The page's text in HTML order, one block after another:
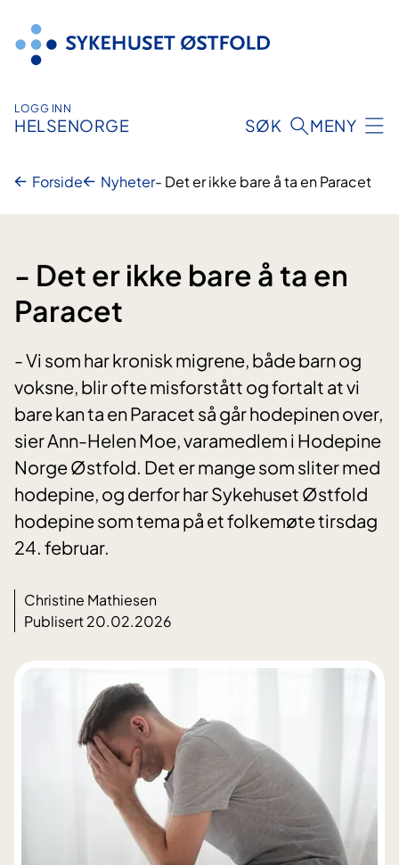
innhold
LOGG INN
HELSENORGE SØK MENY
Forside Nyheter- Det er ikke bare å ta en Paracet
- Det er ikke bare å ta en
Paracet
- Vi som har kronisk migrene, både barn og
voksne, blir ofte misforstått og fortalt at vi
bare kan ta en Paracet så går hodepinen over,
sier Ann-Helen Moe, varamedlem i Hodepine
Norge Østfold. Det er mange som sliter med
hodepine, og derfor har Sykehuset Østfold
hodepine som tema på et folkemøte tirsdag
24. februar.
Christine Mathiesen
Publisert 20.02.2026